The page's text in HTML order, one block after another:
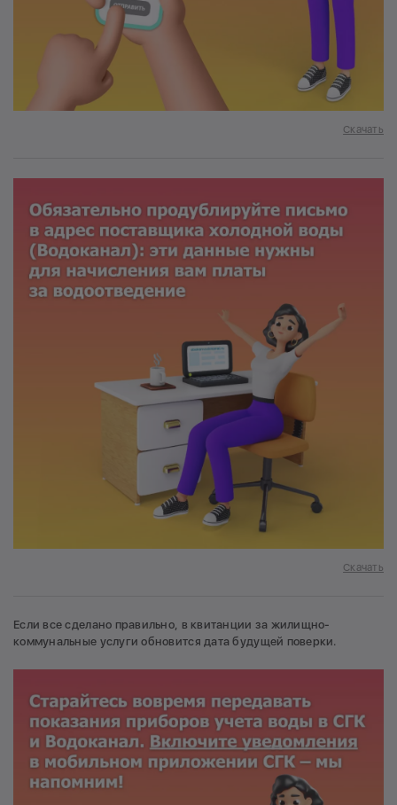
Скачать
Скачать
Если все сделано правильно, в квитанции за жилищно-
коммунальные услуги обновится дата будущей поверки.